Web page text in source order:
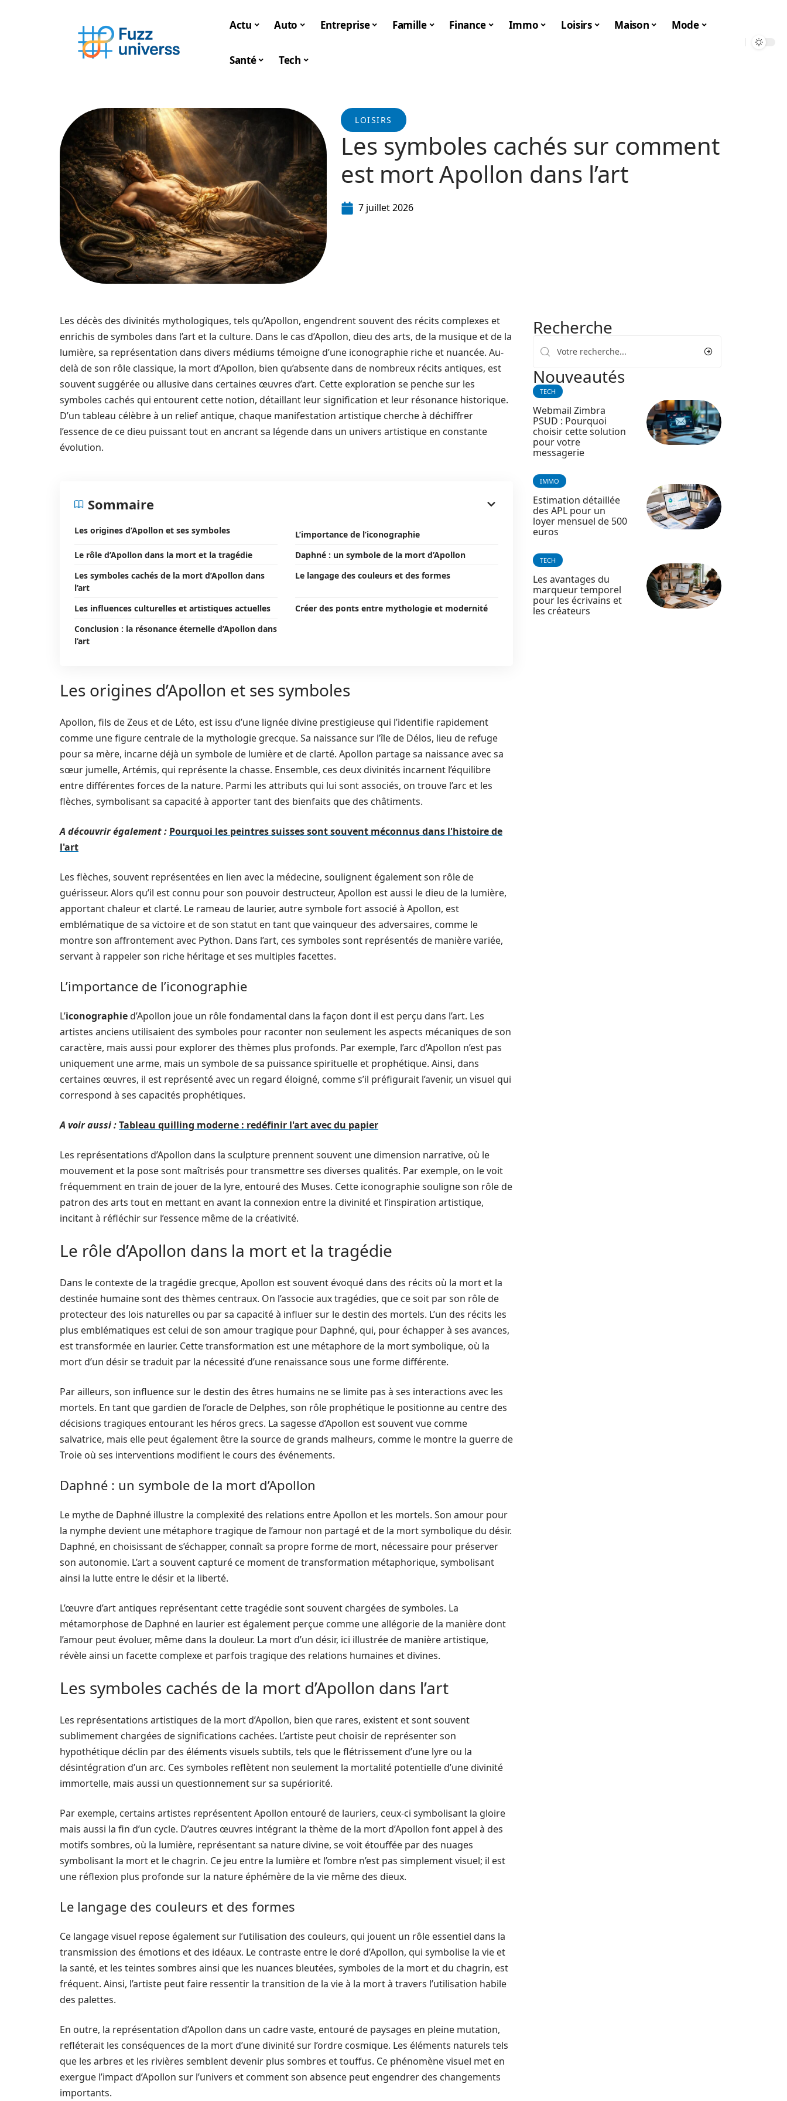
Actu Auto Entreprise Famille Finance Immo Loisirs Maison Mode
Santé Tech
LOISIRS
Les symboles cachés sur comment
est mort Apollon dans l’art
7 juillet 2026
Les décès des divinités mythologiques, tels qu’Apollon, engendrent souvent des récits complexes et
enrichis de symboles dans l’art et la culture. Dans le cas d’Apollon, dieu des arts, de la musique et de la
lumière, sa représentation dans divers médiums témoigne d’une iconographie riche et nuancée. Au-
delà de son rôle classique, la mort d’Apollon, bien qu’absente dans de nombreux récits antiques, est
souvent suggérée ou allusive dans certaines œuvres d’art. Cette exploration se penche sur les
symboles cachés qui entourent cette notion, détaillant leur signification et leur résonance historique.
D’un tableau célèbre à un relief antique, chaque manifestation artistique cherche à déchiffrer
l’essence de ce dieu puissant tout en ancrant sa légende dans un univers artistique en constante
évolution.
Sommaire
Les origines d’Apollon et ses symboles
L’importance de l’iconographie
Le rôle d’Apollon dans la mort et la tragédie
Daphné : un symbole de la mort d’Apollon
Les symboles cachés de la mort d’Apollon dans
l’art
Le langage des couleurs et des formes
Les influences culturelles et artistiques actuelles
Créer des ponts entre mythologie et modernité
Conclusion : la résonance éternelle d’Apollon dans
l’art
Les origines d’Apollon et ses symboles
Apollon, fils de Zeus et de Léto, est issu d’une lignée divine prestigieuse qui l’identifie rapidement
comme une figure centrale de la mythologie grecque. Sa naissance sur l’île de Délos, lieu de refuge
pour sa mère, incarne déjà un symbole de lumière et de clarté. Apollon partage sa naissance avec sa
sœur jumelle, Artémis, qui représente la chasse. Ensemble, ces deux divinités incarnent l’équilibre
entre différentes forces de la nature. Parmi les attributs qui lui sont associés, on trouve l’arc et les
flèches, symbolisant sa capacité à apporter tant des bienfaits que des châtiments.
A découvrir également : Pourquoi les peintres suisses sont souvent méconnus dans l'histoire de
l'art
Les flèches, souvent représentées en lien avec la médecine, soulignent également son rôle de
guérisseur. Alors qu’il est connu pour son pouvoir destructeur, Apollon est aussi le dieu de la lumière,
apportant chaleur et clarté. Le rameau de laurier, autre symbole fort associé à Apollon, est
emblématique de sa victoire et de son statut en tant que vainqueur des adversaires, comme le
montre son affrontement avec Python. Dans l’art, ces symboles sont représentés de manière variée,
servant à rappeler son riche héritage et ses multiples facettes.
L’importance de l’iconographie
L’iconographied’Apollon joue un rôle fondamental dans la façon dont il est perçu dans l’art. Les
artistes anciens utilisaient des symboles pour raconter non seulement les aspects mécaniques de son
caractère, mais aussi pour explorer des thèmes plus profonds. Par exemple, l’arc d’Apollon n’est pas
uniquement une arme, mais un symbole de sa puissance spirituelle et prophétique. Ainsi, dans
certaines œuvres, il est représenté avec un regard éloigné, comme s’il préfigurait l’avenir, un visuel qui
correspond à ses capacités prophétiques.
A voir aussi :Tableau quilling moderne : redéfinir l'art avec du papier
Les représentations d’Apollon dans la sculpture prennent souvent une dimension narrative, où le
mouvement et la pose sont maîtrisés pour transmettre ses diverses qualités. Par exemple, on le voit
fréquemment en train de jouer de la lyre, entouré des Muses. Cette iconographie souligne son rôle de
patron des arts tout en mettant en avant la connexion entre la divinité et l’inspiration artistique,
incitant à réfléchir sur l’essence même de la créativité.
Le rôle d’Apollon dans la mort et la tragédie
Dans le contexte de la tragédie grecque, Apollon est souvent évoqué dans des récits où la mort et la
destinée humaine sont des thèmes centraux. On l’associe aux tragédies, que ce soit par son rôle de
protecteur des lois naturelles ou par sa capacité à influer sur le destin des mortels. L’un des récits les
plus emblématiques est celui de son amour tragique pour Daphné, qui, pour échapper à ses avances,
est transformée en laurier. Cette transformation est une métaphore de la mort symbolique, où la
mort d’un désir se traduit par la nécessité d’une renaissance sous une forme différente.
Par ailleurs, son influence sur le destin des êtres humains ne se limite pas à ses interactions avec les
mortels. En tant que gardien de l’oracle de Delphes, son rôle prophétique le positionne au centre des
décisions tragiques entourant les héros grecs. La sagesse d’Apollon est souvent vue comme
salvatrice, mais elle peut également être la source de grands malheurs, comme le montre la guerre de
Troie où ses interventions modifient le cours des événements.
Daphné : un symbole de la mort d’Apollon
Le mythe de Daphné illustre la complexité des relations entre Apollon et les mortels. Son amour pour
la nymphe devient une métaphore tragique de l’amour non partagé et de la mort symbolique du désir.
Daphné, en choisissant de s’échapper, connaît sa propre forme de mort, nécessaire pour préserver
son autonomie. L’art a souvent capturé ce moment de transformation métaphorique, symbolisant
ainsi la lutte entre le désir et la liberté.
L’œuvre d’art antiques représentant cette tragédie sont souvent chargées de symboles. La
métamorphose de Daphné en laurier est également perçue comme une allégorie de la manière dont
l’amour peut évoluer, même dans la douleur. La mort d’un désir, ici illustrée de manière artistique,
révèle ainsi un facette complexe et parfois tragique des relations humaines et divines.
Les symboles cachés de la mort d’Apollon dans l’art
Les représentations artistiques de la mort d’Apollon, bien que rares, existent et sont souvent
sublimement chargées de significations cachées. L’artiste peut choisir de représenter son
hypothétique déclin par des éléments visuels subtils, tels que le flétrissement d’une lyre ou la
désintégration d’un arc. Ces symboles reflètent non seulement la mortalité potentielle d’une divinité
immortelle, mais aussi un questionnement sur sa supériorité.
Par exemple, certains artistes représentent Apollon entouré de lauriers, ceux-ci symbolisant la gloire
mais aussi la fin d’un cycle. D’autres œuvres intégrant la thème de la mort d’Apollon font appel à des
motifs sombres, où la lumière, représentant sa nature divine, se voit étouffée par des nuages
symbolisant la mort et le chagrin. Ce jeu entre la lumière et l’ombre n’est pas simplement visuel; il est
une réflexion plus profonde sur la nature éphémère de la vie même des dieux.
Le langage des couleurs et des formes
Ce langage visuel repose également sur l’utilisation des couleurs, qui jouent un rôle essentiel dans la
transmission des émotions et des idéaux. Le contraste entre le doré d’Apollon, qui symbolise la vie et
la santé, et les teintes sombres ainsi que les nuances bleutées, symboles de la mort et du chagrin, est
fréquent. Ainsi, l’artiste peut faire ressentir la transition de la vie à la mort à travers l’utilisation habile
des palettes.
En outre, la représentation d’Apollon dans un cadre vaste, entouré de paysages en pleine mutation,
refléterait les conséquences de la mort d’une divinité sur l’ordre cosmique. Les éléments naturels tels
que les arbres et les rivières semblent devenir plus sombres et touffus. Ce phénomène visuel met en
exergue l’impact d’Apollon sur l’univers et comment son absence peut engendrer des changements
importants.
Recherche
Nouveautés
TECH
Webmail Zimbra
PSUD : Pourquoi
choisir cette solution
pour votre
messagerie
IMMO
Estimation détaillée
des APL pour un
loyer mensuel de 500
euros
TECH
Les avantages du
marqueur temporel
pour les écrivains et
les créateurs